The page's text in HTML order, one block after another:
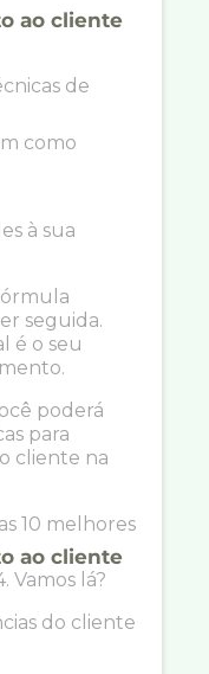
ao cliente
de
como
à sua
seguida.
é o seu
poderá
para
cliente na
10 melhores
ao cliente
Vamos lá?
do cliente